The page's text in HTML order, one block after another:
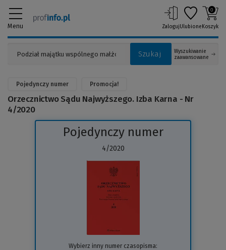
Menu
Szukaj
Wyszukiwanie
zaawansowane
ZalogujUlubione
0
Koszyk
Pojedynczy numer Promocja!
Orzecznictwo Sądu Najwyższego. Izba Karna - Nr
4/2020
Pojedynczy numer
4/2020
Wybierz inny numer czasopisma: